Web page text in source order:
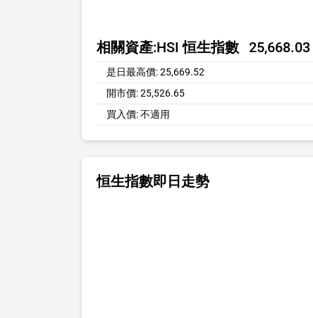
相關資產:HSI 恒生指數 25,668.03
是日最高價:25,669.52
開市價:25,526.65
買入價:不適用
恒生指數即日走勢